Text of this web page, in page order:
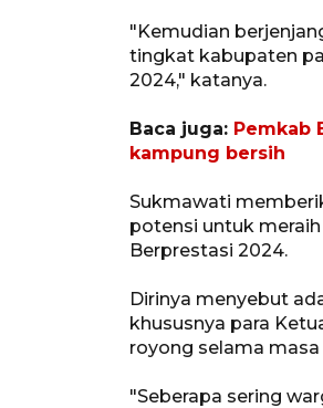
"Kemudian
tingkat kabupaten
2024," katanya.
Baca juga: Pemkab
kampung bersih
Sukmawati
potensi untuk
Berprestasi 2024.
Dirinya menyebut
khususnya para
royong selama masa
"Seberapa sering